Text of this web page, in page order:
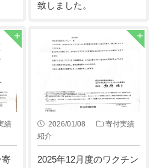
致しました。
績
寄
2026/01/08
寄付実績
紹介
2025年12月度のワクチン